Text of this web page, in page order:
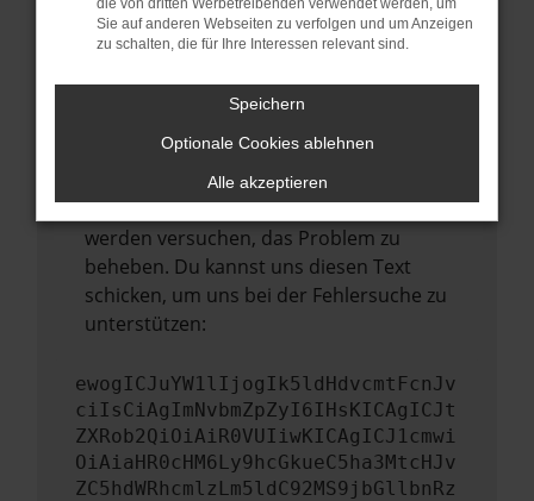
Veraltete Software birgt nicht nur ein
Sicherheitsrisiko, sondern kann auch dazu
führen, dass bestimmte Funktionen nicht
mehr unterstützt werden.
Wende dich an den Webseitenbetreiber.
Wenn du alle oben genannten Schritte
versucht hast, kontaktiere uns bitte. Wir
werden versuchen, das Problem zu
beheben. Du kannst uns diesen Text
schicken, um uns bei der Fehlersuche zu
unterstützen:
ewogICJuYW1lIjogIk5ldHdvcmtFcnJv
ciIsCiAgImNvbmZpZyI6IHsKICAgICJt
ZXRob2QiOiAiR0VUIiwKICAgICJ1cmwi
OiAiaHR0cHM6Ly9hcGkueC5ha3MtcHJv
ZC5hdWRhcmlzLm5ldC92MS9jbGllbnRz
die von dritten Werbetreibenden verwendet werden, um
Sie auf anderen Webseiten zu verfolgen und um Anzeigen
zu schalten, die für Ihre Interessen relevant sind.
Speichern
Optionale Cookies ablehnen
Alle akzeptieren